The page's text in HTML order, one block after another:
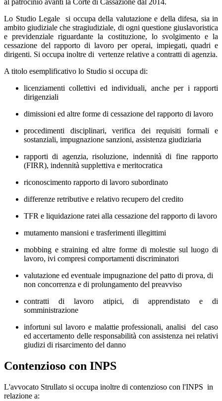
al patrocinio avanti la Corte di Cassazione dal 2014.
Lo Studio Legale si occupa della valutazione e della difesa, sia in
ambito giudiziale che stragiudiziale, di ogni questione giuslavoristica
e previdenziale riguardante la costituzione, lo svolgimento e la
cessazione del rapporto di lavoro per operai, impiegati, quadri e
dirigenti. Si occupa inoltre di vertenze relative a contratti di agenzia.
A titolo esemplificativo lo Studio si occupa di:
licenziamenti collettivi ed individuali, anche per i rapporti
dirigenziali
dimissioni ed altre forme di cessazione del rapporto di lavoro
procedimenti disciplinari, verifica dei requisiti formali e
sostanziali, impugnazione sanzioni, assistenza giudiziaria
rapporti di agenzia, risoluzione, indennità di fine rapporto
(FIRR), indennità supplettiva e meritocratica
riconoscimento rapporto di lavoro subordinato
differenze retributive e relativo recupero del credito
TFR e liquidazione ratei alla cessazione del rapporto di lavoro
mutamento mansioni e trasferimenti illegittimi
mobbing e straining ed altre forme di molestie sul luogo di
lavoro, ivi compresi comportamenti discriminatori
valutazione ed eventuale impugnazione del patto di prova, di
non concorrenza e di prolungamento del preavviso
contratti di lavoro atipici, di apprendistato e di
somministrazione
infortuni sul lavoro e malattie professionali, analisi del caso
ed accertamento delle responsabilità con assistenza nei relativi
giudizi di risarcimento del danno
Contenzioso con INPS
L'avvocato Strullato si occupa inoltre di contenzioso con l'INPS in
relazione a: